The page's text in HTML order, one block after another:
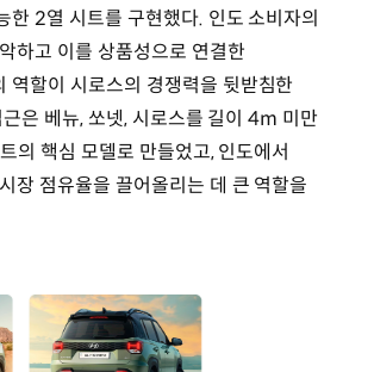
한 2열 시트를 구현했다. 인도 소비자의
하고 이를 상품성으로 연결한
역할이 시로스의 경쟁력을 뒷받침한
은 베뉴, 쏘넷, 시로스를 길이 4m 미만
의 핵심 모델로 만들었고, 인도에서
장 점유율을 끌어올리는 데 큰 역할을